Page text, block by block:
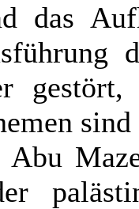
das